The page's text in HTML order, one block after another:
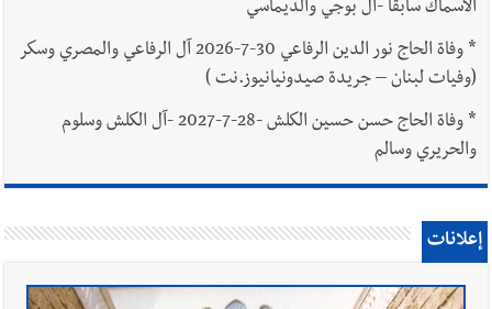
الاسماك سابقا -آل بوجي والديماسي
*
وفاة الحاج نور الدين الرفاعي 30-7-2026 آل الرفاعي والمصري وسكر
(وفيات لبنان – جريدة صيدونيانيوز.نت )
*
وفاة الحاج حسن حسين الكلش -28-7-2027 -آل الكلش وسلوم
والحريري وسالم
إعلانات